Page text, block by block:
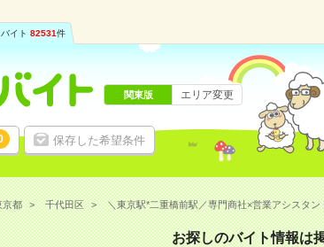
イト 82531件
保存した希望条件
関東版 エリア変更
京都 千代田区 ＼東京駅*二重橋前駅／専門商社×営業アシスタン
お探しのバイト情報は